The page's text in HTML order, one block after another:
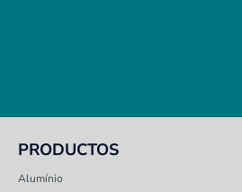
PRODUCTOS
Alumínio